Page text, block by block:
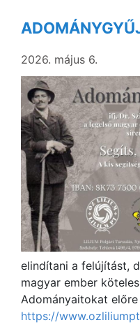
2026. május 6.
elindítani a felújítást,
magyar ember
Adományaitokat
https://